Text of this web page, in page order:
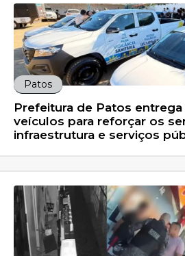
Patos
Prefeitura de Patos
veículos para reforçar os
infraestrutura e serviços